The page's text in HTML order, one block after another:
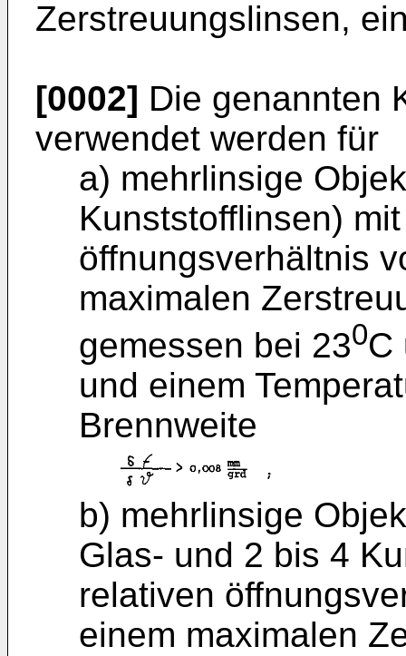
Zerstreuungslinsen,
[0002] Die genannten
verwendet werden für
a) mehrlinsige
Kunststofflinsen)
öffnungsverhältnis
maximalen
gemessen bei 230C
und einem
Brennweite
b) mehrlinsige
Glas- und 2 bis 4
relativen
einem maximalen